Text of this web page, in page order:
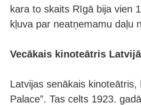
kara to skaits Rīgā bija vien
kļuva par neatņemamu daļu
Vecākais kinoteātris
Latvijas senākais
Palace”. Tas celts 1923.